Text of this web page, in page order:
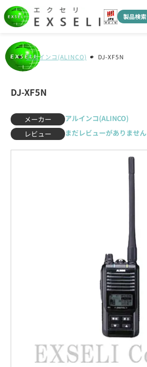
製品検索
アルインコ(ALINCO) DJ-XF5N
DJ-XF5N
メーカー
アルインコ(ALINCO)
レビュー
まだレビューがありません